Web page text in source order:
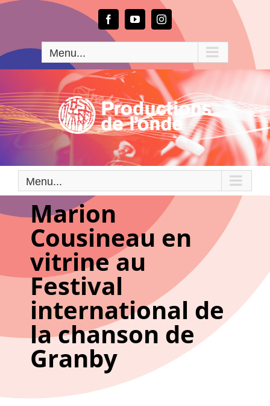
Passer
FacebookYouTubeInstagram
Menu...
Menu...
Marion
Cousineau en
vitrine au
Festival
international de
la chanson de
Granby